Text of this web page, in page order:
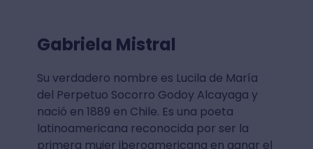
Gabriela Mistral
Su verdadero nombre es Lucila de María
del Perpetuo Socorro Godoy Alcayaga y
nació en 1889 en Chile. Es una poeta
latinoamericana reconocida por ser la
primera mujer iberoamericana en ganar el